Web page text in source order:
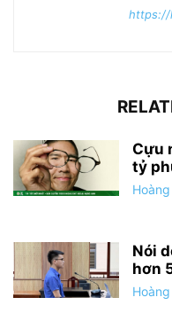
https://
Cựu
tỷ
Nói
hơn